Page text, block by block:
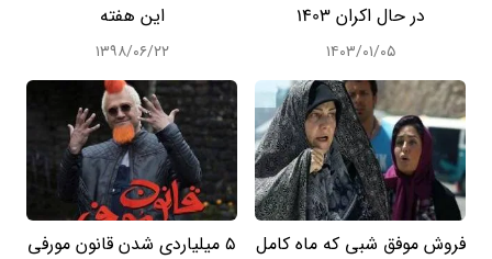
در حال اکران 1403
۱۴۰۳/۰۱/۰۵
این هفته
۱۳۹۸/۰۶/۲۲
فروش موفق شبی که ماه کامل
5 میلیاردی شدن قانون مورفی